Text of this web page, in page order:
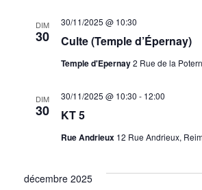
DIM
30 Culte (Temple d’Épernay)
30/11/2025 @ 10:30
Temple d'Epernay2 Rue de la
DIM
30 KT 5
30/11/2025 @ 10:30 - 12:00
Rue Andrieux 12 Rue Andrieux,
décembre 2025